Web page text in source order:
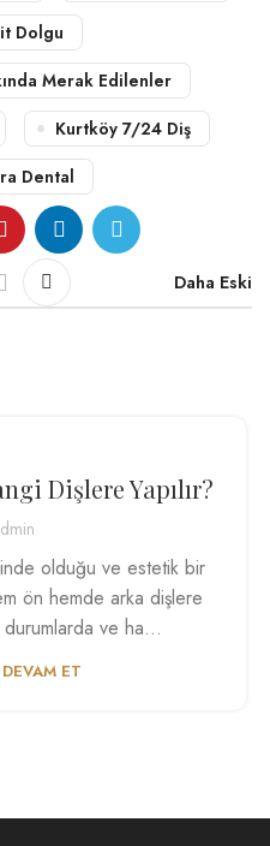
Dolgu
Merak Edilenler
Kurtköy 7/24 Diş
Dental
Daha Eski
Dişlere Yapılır?
olduğu ve estetik bir
ön hemde arka dişlere
ve ha...
ET